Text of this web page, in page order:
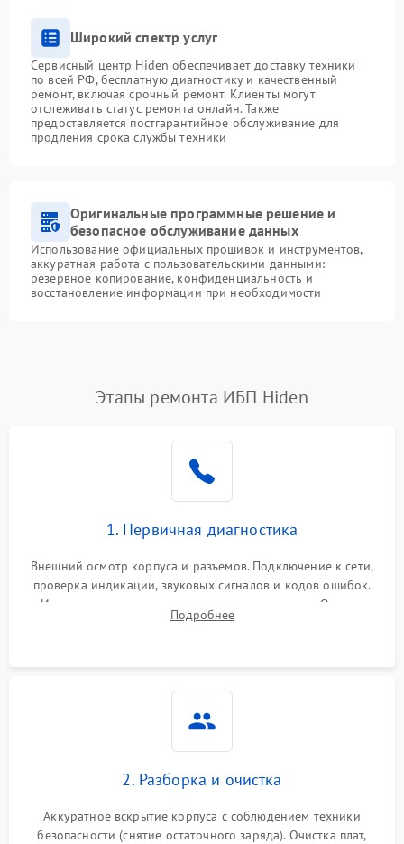
Широкий спектр услуг
Сервисный центр Hiden обеспечивает доставку техники
по всей РФ, бесплатную диагностику и качественный
ремонт, включая срочный ремонт. Клиенты могут
отслеживать статус ремонта онлайн. Также
предоставляется постгарантийное обслуживание для
продления срока службы техники
Оригинальные программные решение и
безопасное обслуживание данных
Использование официальных прошивок и инструментов,
аккуратная работа с пользовательскими данными:
резервное копирование, конфиденциальность и
восстановление информации при необходимости
Этапы ремонта ИБП Hiden
1. Первичная диагностика
Внешний осмотр корпуса и разъемов. Подключение к сети,
проверка индикации, звуковых сигналов и кодов ошибок.
Измерение входного и выходного напряжения. Оценка
реакции ИБП на отключение основного питания без
Подробнее
2. Разборка и очистка
Аккуратное вскрытие корпуса с соблюдением техники
безопасности (снятие остаточного заряда). Очистка плат,